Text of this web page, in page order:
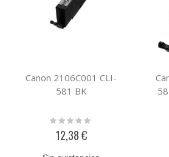
Canon 2106C001 CLI-
581 BK
Rating:
12,38 €